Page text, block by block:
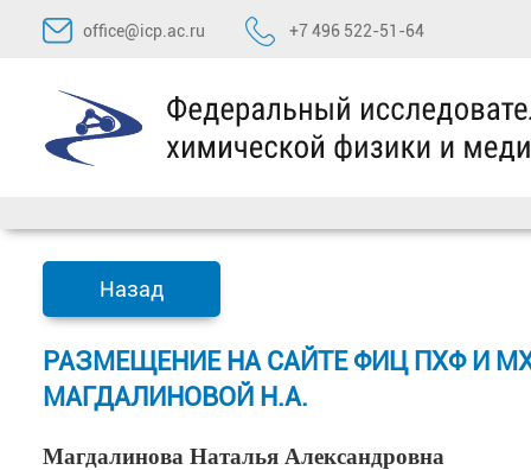
Перейти
содержимому
office@icp.ac.ru +7 496 522-51-64
Назад
РАЗМЕЩЕНИЕ НА САЙТЕ ФИЦ ПХФ И
МАГДАЛИНОВОЙ Н.А.
Магдалинова Наталья Александровна